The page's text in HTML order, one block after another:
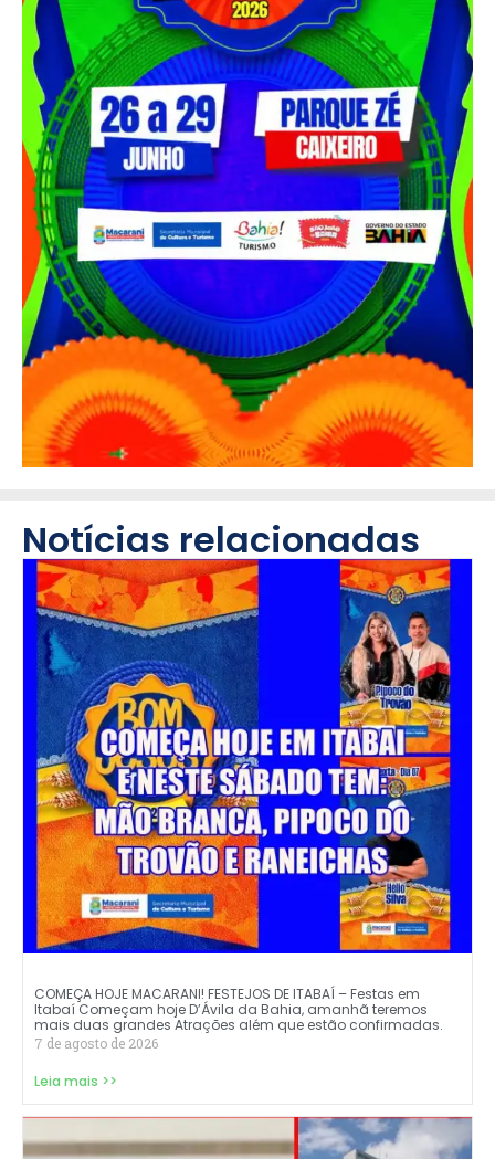
Notícias relacionadas
COMEÇA HOJE MACARANI! FESTEJOS DE ITABAÍ – Festas em
Itabaí Começam hoje D’Ávila da Bahia, amanhã teremos
mais duas grandes Atrações além que estão confirmadas.
7 de agosto de 2026
Leia mais >>